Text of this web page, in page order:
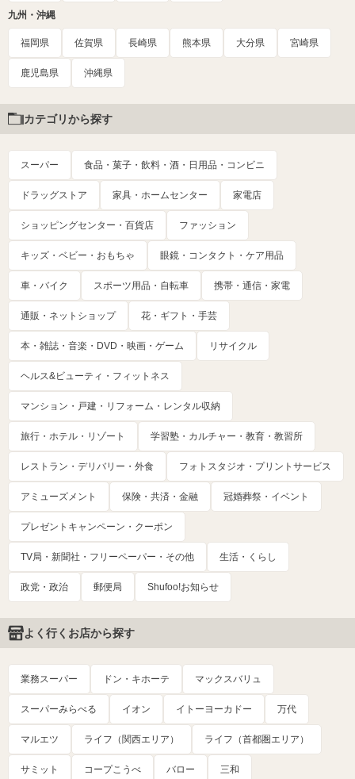
九州・沖縄
福岡県 佐賀県 長崎県 熊本県 大分県 宮崎県
鹿児島県 沖縄県
カテゴリから探す
スーパー 食品・菓子・飲料・酒・日用品・コンビニ
ドラッグストア 家具・ホームセンター 家電店
ショッピングセンター・百貨店 ファッション
キッズ・ベビー・おもちゃ 眼鏡・コンタクト・ケア用品
車・バイク スポーツ用品・自転車 携帯・通信・家電
通販・ネットショップ 花・ギフト・手芸
本・雑誌・音楽・DVD・映画・ゲーム リサイクル
ヘルス&ビューティ・フィットネス
マンション・戸建・リフォーム・レンタル収納
旅行・ホテル・リゾート 学習塾・カルチャー・教育・教習所
レストラン・デリバリー・外食 フォトスタジオ・プリントサービス
アミューズメント 保険・共済・金融 冠婚葬祭・イベント
プレゼントキャンペーン・クーポン
TV局・新聞社・フリーペーパー・その他 生活・くらし
政党・政治 郵便局 Shufoo!お知らせ
よく行くお店から探す
業務スーパー ドン・キホーテ マックスバリュ
スーパーみらべる イオン イトーヨーカドー 万代
マルエツ ライフ（関西エリア） ライフ（首都圏エリア）
サミット コープこうべ バロー 三和